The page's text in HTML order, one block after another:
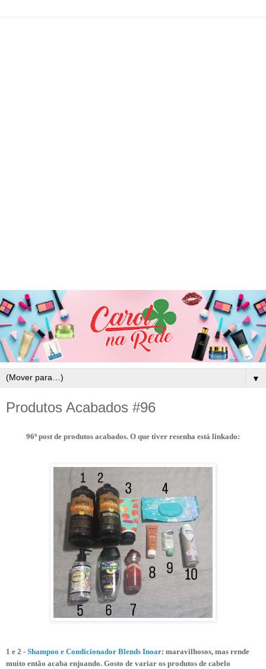
▼
Produtos Acabados #96
96º post de produtos acabados. O que tiver resenha está linkado:
1 e 2 - Shampoo e Condicionador Blends Inoar: maravilhosos, mas rende
muito então acaba enjoando. Gosto de variar os produtos de cabelo